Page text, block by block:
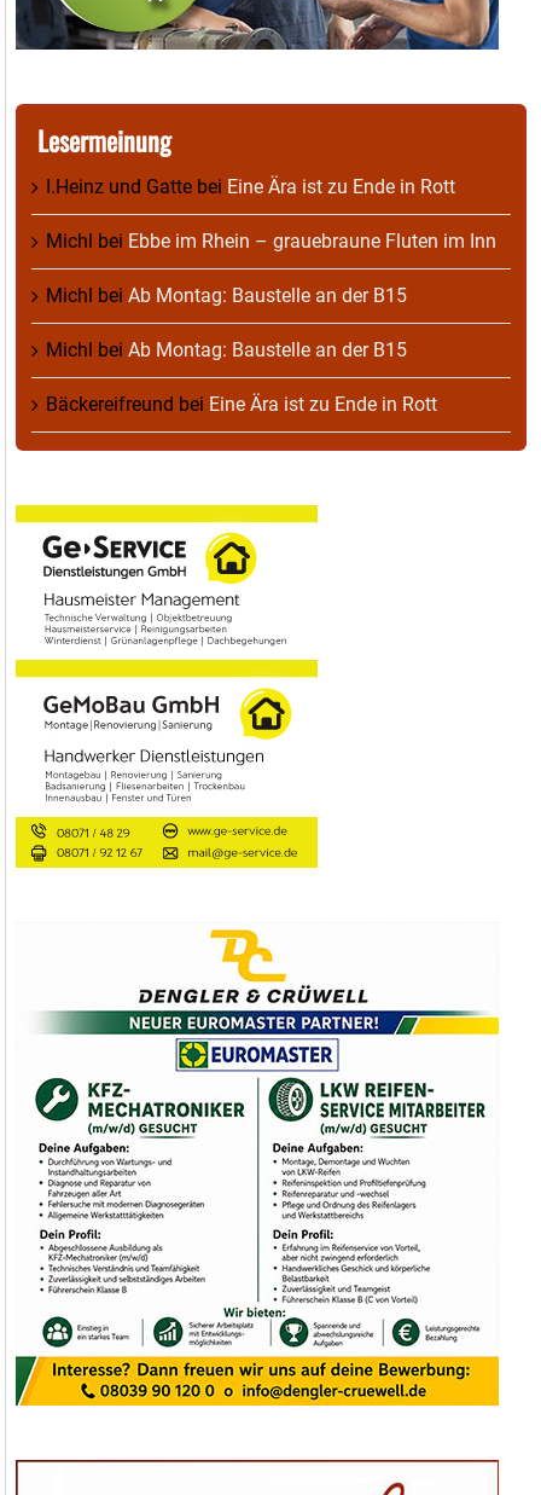
Lesermeinung
I.Heinz und Gatte bei Eine Ära ist zu Ende in Rott
Michl bei Ebbe im Rhein – grauebraune Fluten im Inn
Michl bei Ab Montag: Baustelle an der B15
Michl bei Ab Montag: Baustelle an der B15
Bäckereifreund bei Eine Ära ist zu Ende in Rott